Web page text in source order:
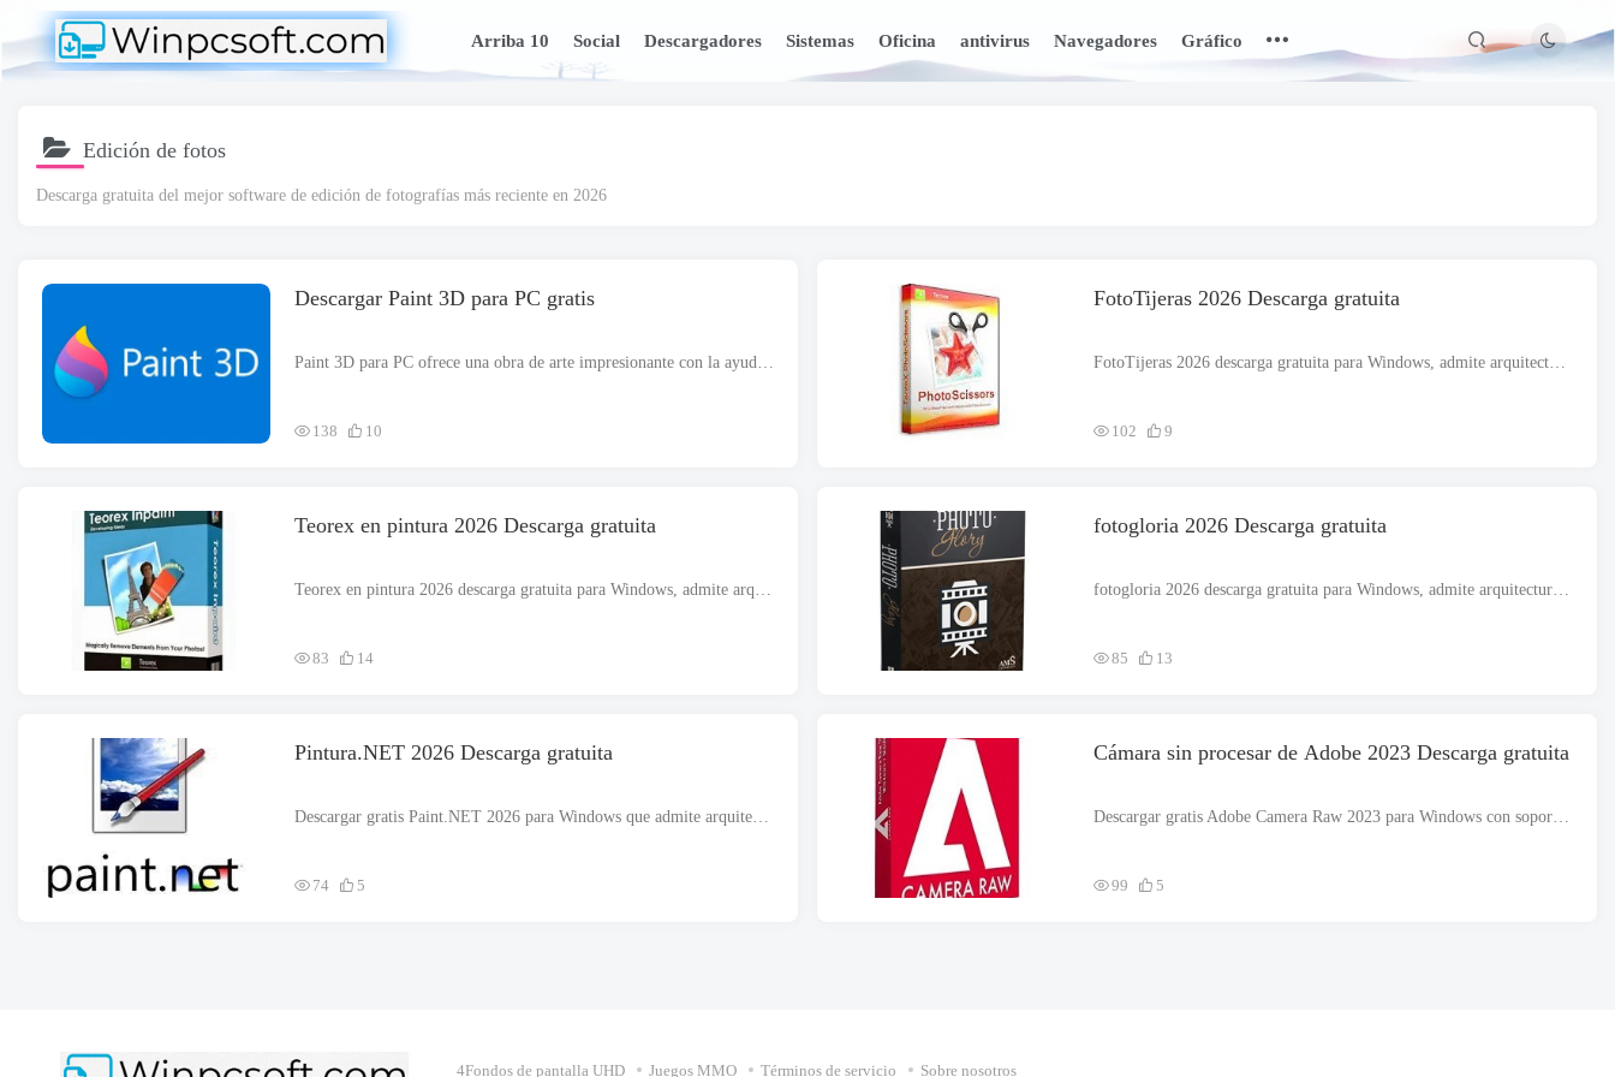
Arriba 10 Social Descargadores Sistemas Oficina antivirus Navegadores Gráfico
Edición de fotos
Descarga gratuita del mejor software de edición de fotografías más reciente en 2026
Descargar Paint 3D para PC gratis
138 10
FotoTijeras 2026 Descarga gratuita
102 9
Teorex en pintura 2026 Descarga gratuita
83 14
fotogloria 2026 Descarga gratuita
85 13
Pintura.NET 2026 Descarga gratuita
74 5
Cámara sin procesar de Adobe 2023 Descarga gratuita
99 5
4Fondos de pantalla UHD Juegos MMO Términos de servicio Sobre nosotros